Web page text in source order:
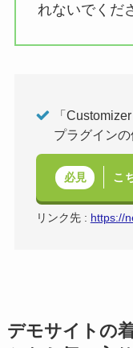
れないでくだ
「
プラグインの
必見 こ
リンク先 : https://
デモサイトの